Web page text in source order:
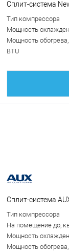
Сплит-система
Тип компрессора
Мощность
Мощность обогрева,
BTU
Сплит-система
Тип компрессора
На помещение до,
Мощность
Мощность обогрева,